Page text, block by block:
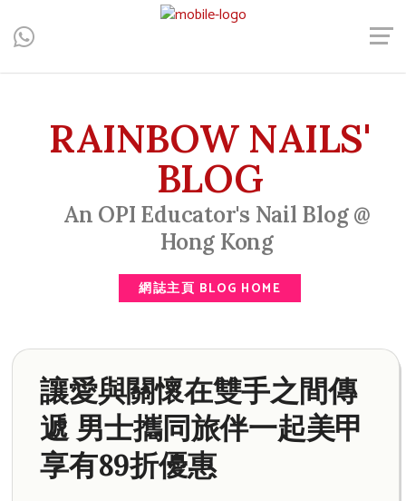
Central, Hong Kong - Manicure, Pedicure, Gel Nails, Acrylic Nail,
Men's Manicure, Nail Biter, Nail Party, 水晶甲, 男士美甲, 咬指甲
RAINBOW NAILS'
BLOG
An OPI Educator's Nail Blog @
Hong Kong
網誌主頁 BLOG HOME
讓愛與關懷在雙手之間傳
遞 男士攜同旅伴一起美甲
享有89折優惠